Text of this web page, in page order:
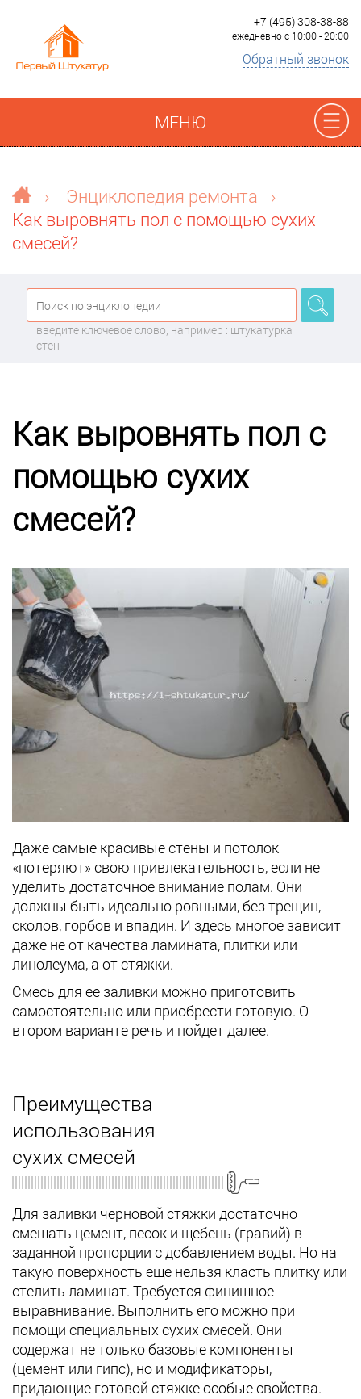
+7 (495) 308-38-88
ежедневно с 10:00 - 20:00
Обратный звонок
МЕНЮ
Наши работы
О компании
Цены
Энциклопедия ремонта
Контакты
› Энциклопедия ремонта
›
Как выровнять пол с помощью сухих
смесей?
введите ключевое слово, например : штукатурка
стен
Как выровнять пол с
помощью сухих
смесей?
Даже самые красивые стены и потолок
«потеряют» свою привлекательность, если не
уделить достаточное внимание полам. Они
должны быть идеально ровными, без трещин,
сколов, горбов и впадин. И здесь многое зависит
даже не от качества ламината, плитки или
линолеума, а от стяжки.
Смесь для ее заливки можно приготовить
самостоятельно или приобрести готовую. О
втором варианте речь и пойдет далее.
Преимущества
использования
сухих смесей
Для заливки черновой стяжки достаточно
смешать цемент, песок и щебень (гравий) в
заданной пропорции с добавлением воды. Но на
такую поверхность еще нельзя класть плитку или
стелить ламинат. Требуется финишное
выравнивание. Выполнить его можно при
помощи специальных сухих смесей. Они
содержат не только базовые компоненты
(цемент или гипс), но и модификаторы,
придающие готовой стяжке особые свойства.